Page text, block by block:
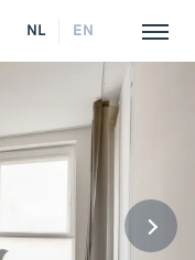
NL EN